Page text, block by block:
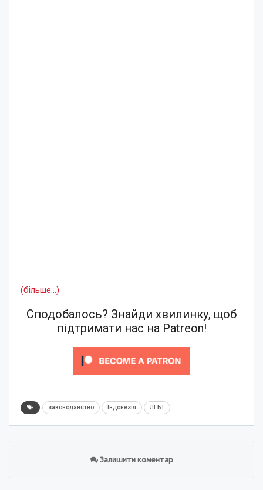
(більше…)
Сподобалось? Знайди хвилинку, щоб
підтримати нас на Patreon!
законодавство Індонезія ЛГБТ
Залишити коментар